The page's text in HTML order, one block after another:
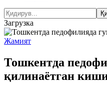
Загрузка
Жамият
Тошкентда
қилинаётган